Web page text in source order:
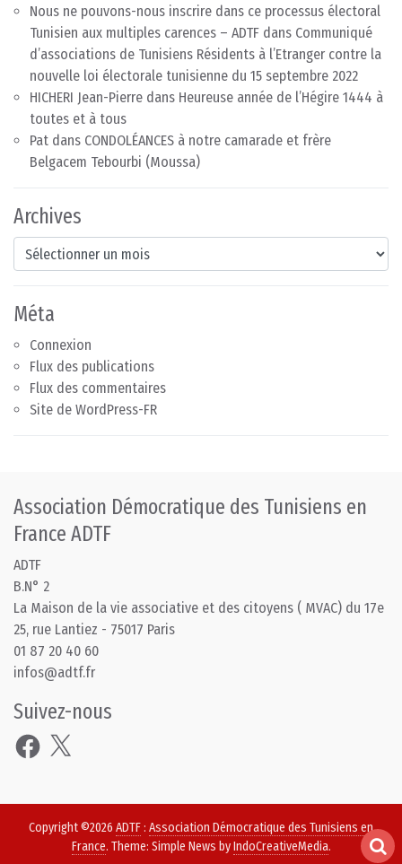
Nous ne pouvons-nous inscrire dans ce processus électoral
Tunisien aux multiples carences – ADTF dans Communiqué
d’associations de Tunisiens Résidents à l’Etranger contre la
nouvelle loi électorale tunisienne du 15 septembre 2022
HICHERI Jean-Pierre dans Heureuse année de l’Hégire 1444 à
toutes et à tous
Pat dans CONDOLÉANCES à notre camarade et frère
Belgacem Tebourbi (Moussa)
Archives
Archives
Méta
Connexion
Flux des publications
Flux des commentaires
Site de WordPress-FR
Association Démocratique des Tunisiens en
France ADTF
ADTF
B.N° 2
La Maison de la vie associative et des citoyens ( MVAC) du 17e
25, rue Lantiez - 75017 Paris
01 87 20 40 60
infos@adtf.fr
Suivez-nous
Facebook
X
Copyright ©2026 ADTF: Association Démocratique des Tunisiens en
France. Theme: Simple News byIndoCreativeMedia.